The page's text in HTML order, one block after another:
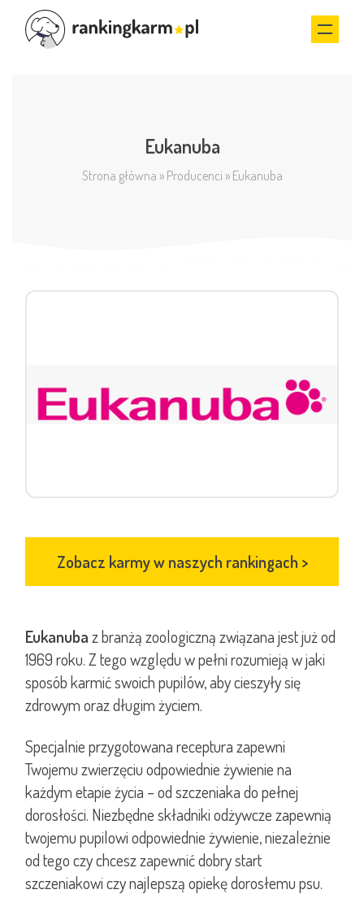
Eukanuba
Strona główna » Producenci » Eukanuba
Zobacz karmy w naszych rankingach >
Eukanubaz branżą zoologiczną związana jest już od
1969 roku. Z tego względu w pełni rozumieją w jaki
sposób karmić swoich pupilów, aby cieszyły się
zdrowym oraz długim życiem.
Specjalnie przygotowana receptura zapewni
Twojemu zwierzęciu odpowiednie żywienie na
każdym etapie życia – od szczeniaka do pełnej
dorosłości. Niezbędne składniki odżywcze zapewnią
twojemu pupilowi odpowiednie żywienie, niezależnie
od tego czy chcesz zapewnić dobry start
szczeniakowi czy najlepszą opiekę dorosłemu psu.